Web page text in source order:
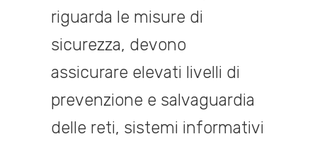
riguarda le misure di
sicurezza, devono
assicurare elevati livelli di
prevenzione e salvaguardia
delle reti, sistemi informativi